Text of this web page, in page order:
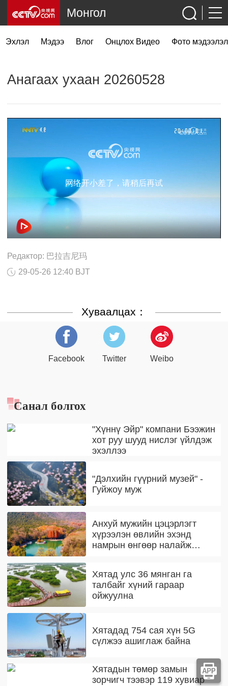
Эхлэл Мэдээ Влог Онцлох Видео Фото мэдээлэл
Монгол
Анагаах ухаан 20260528
网络开小差了，请稍后再试
Редактор: 巴拉吉尼玛
29-05-26 12:40 BJT
Хуваалцах：
Facebook Twitter Weibo
Санал болгох
"Хүннү Эйр" компани Бээжин
хот руу шууд нислэг үйлдэж
эхэллээ
"Дэлхийн гүүрний музей" -
Гуйжоу муж
Анхуй мужийн цэцэрлэгт
хүрээлэн өвлийн эхэнд
намрын өнгөөр налайж
Хятад улс 36 мянган га
талбайг хүний гараар
ойжуулна
Хятадад 754 сая хүн 5G
сүлжээ ашиглаж байна
Хятадын төмөр замын
зорчигч тээвэр 119 хувиар